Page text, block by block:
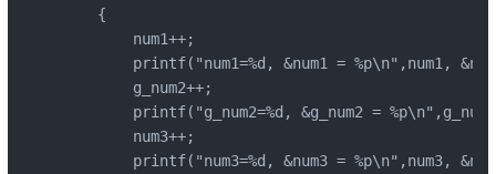
    {
        num1++;
printf("num1=%d, &num1 = %p\n",num1,
        g_num2++;
printf("g_num2=%d, &g_num2 =
        num3++;
printf("num3=%d, &num3 = %p\n",num3,